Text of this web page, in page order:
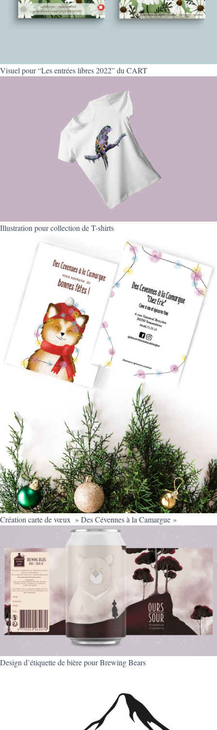
Visuel pour “Les entrées libres 2022” du CART
Illustration pour collection de T-shirts
Création carte de vœux » Des Cévennes à la Camargue »
Design d’étiquette de bière pour Brewing Bears